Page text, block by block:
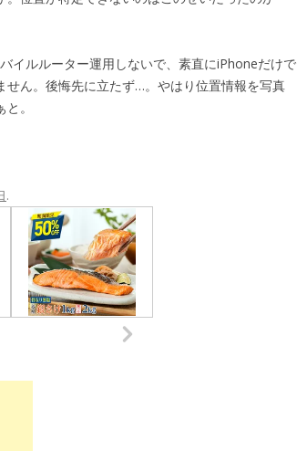
イルルーター運用しないで、素直にiPhoneだけで
ん。後悔先に立たず…。やはり位置情報を写真
。
.